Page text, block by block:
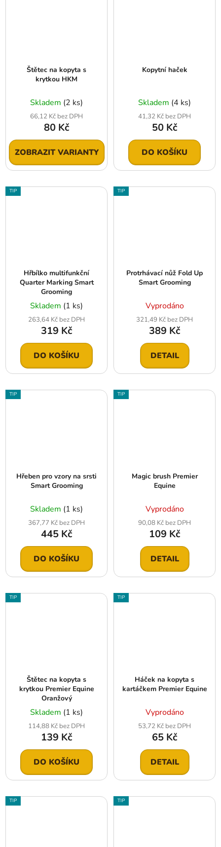
Štětec na kopyta s
krytkou HKM
Skladem (2 ks)
66,12 Kč bez DPH
80 Kč
ZOBRAZIT VARIANTY
Kopytní haček
Skladem (4 ks)
41,32 Kč bez DPH
50 Kč
DO KOŠÍKU
TIP
Hřbílko multifunkční
Quarter Marking Smart
Grooming
Skladem (1 ks)
263,64 Kč bez DPH
319 Kč
DO KOŠÍKU
TIP
Protrhávací nůž Fold Up
Smart Grooming
Vyprodáno
321,49 Kč bez DPH
389 Kč
DETAIL
TIP
Hřeben pro vzory na srsti
Smart Grooming
Skladem (1 ks)
367,77 Kč bez DPH
445 Kč
DO KOŠÍKU
TIP
Magic brush Premier
Equine
Vyprodáno
90,08 Kč bez DPH
109 Kč
DETAIL
TIP
Štětec na kopyta s
krytkou Premier Equine
Oranžový
Skladem (1 ks)
114,88 Kč bez DPH
139 Kč
DO KOŠÍKU
TIP
Háček na kopyta s
kartáčkem Premier Equine
Vyprodáno
53,72 Kč bez DPH
65 Kč
DETAIL
TIP TIP